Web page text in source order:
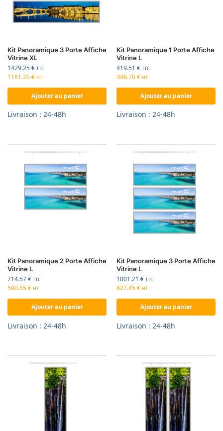
Kit Panoramique 3 Porte Affiche
Vitrine XL
1429.25€ TTC
1181.20€ HT
Ajouter au panier
Livraison : 24-48h
Kit Panoramique 1 Porte Affiche
Vitrine L
419.51 € TTC
346.70€ HT
Ajouter au panier
Livraison : 24-48h
Kit Panoramique 2 Porte Affiche
Vitrine L
714.57€ TTC
590.55€ HT
Ajouter au panier
Livraison : 24-48h
Kit Panoramique 3 Porte Affiche
Vitrine L
1001.21 € TTC
827.45€ HT
Ajouter au panier
Livraison : 24-48h